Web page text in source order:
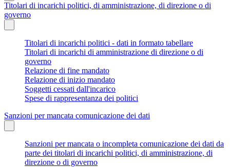
Titolari di incarichi politici, di amministrazione, di direzione o di
governo
Titolari di incarichi politici - dati in formato tabellare
Titolari di incarichi di amministrazione di direzione o di
governo
Relazione di fine mandato
Relazione di inizio mandato
Soggetti cessati dall'incarico
Spese di rappresentanza dei politici
Sanzioni per mancata comunicazione dei dati
Sanzioni per mancata o incompleta comunicazione dei dati da
parte dei titolari di incarichi politici, di amministrazione, di
direzione o di governo